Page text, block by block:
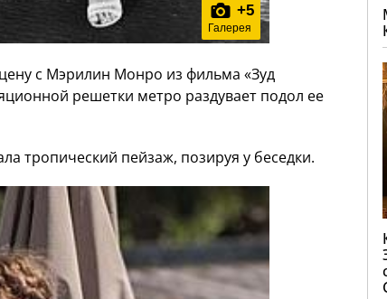
+5
Галерея
с Мэрилин Монро из фильма «Зуд
решетки метро раздувает подол ее
тропический пейзаж, позируя у беседки.